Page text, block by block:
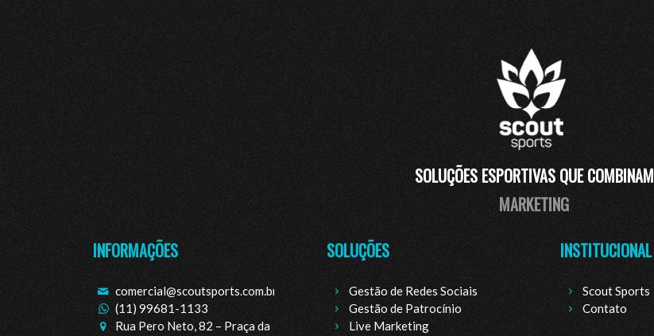
SOLUÇÕES ESPORTIVAS QUE COMBINAM
TECNOLOGIA
INFORMAÇÕES
comercial@scoutsports.com.br
(11) 99681-1133
Rua Pero Neto, 82 – Praça da
SOLUÇÕES
Gestão de Redes Sociais
Gestão de Patrocínio
Live Marketing
INSTITUCIONAL
Scout Sports
Contato